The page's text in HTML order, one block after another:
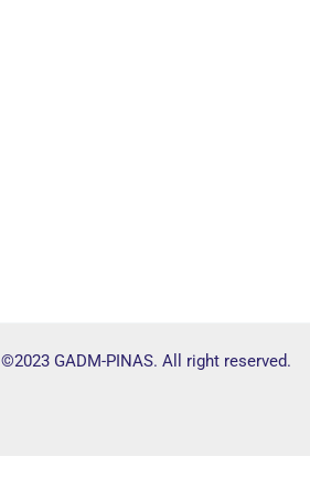
©2023 GADM-PINAS. All right reserved.